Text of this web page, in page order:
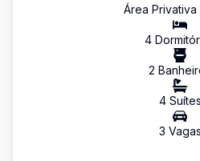
Área Privativa
4
2
4Suítes
3 Vagas